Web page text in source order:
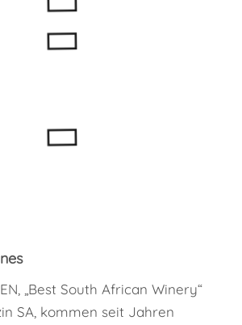
„Best South African Winery“
SA, kommen seit Jahren